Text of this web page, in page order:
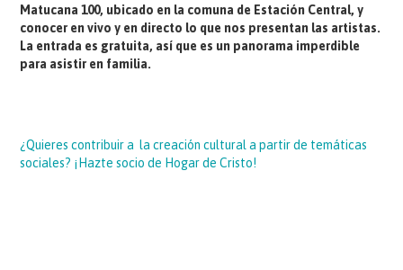
Matucana 100, ubicado en la comuna de Estación Central, y
conocer en vivo y en directo lo que nos presentan las artistas.
La entrada es gratuita, así que es un panorama imperdible
para asistir en familia.
¿Quieres contribuir a la creación cultural a partir de temáticas
sociales? ¡Hazte socio de Hogar de Cristo!